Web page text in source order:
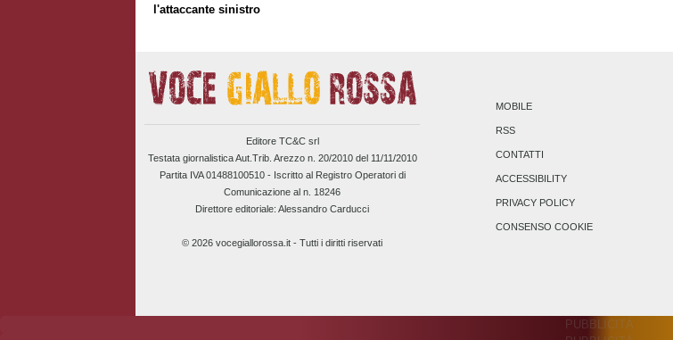
l'attaccante sinistro
Editore TC&C srl
Testata giornalistica Aut.Trib. Arezzo n. 20/2010 del 11/11/2010
Partita IVA 01488100510 - Iscritto al Registro Operatori di
Comunicazione al n. 18246
Direttore editoriale: Alessandro Carducci
© 2026 vocegiallorossa.it - Tutti i diritti riservati
MOBILE
RSS
CONTATTI
ACCESSIBILITY
PRIVACY POLICY
CONSENSO COOKIE